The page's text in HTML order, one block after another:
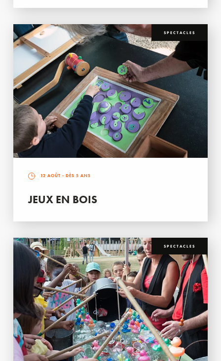
SPECTACLES
12 AOÛT - DÈS 5 ANS
JEUX EN BOIS
SPECTACLES